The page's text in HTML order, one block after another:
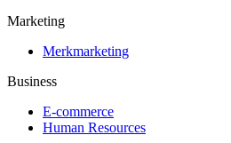
Marketing
Merkmarketing
Business
E-commerce
Human Resources